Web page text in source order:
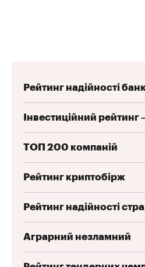
Рейтинг надійності
Інвестиційний рейтинг
ТОП 200 компаній
Рейтинг криптобірж
Рейтинг надійності
Аграрний незламний